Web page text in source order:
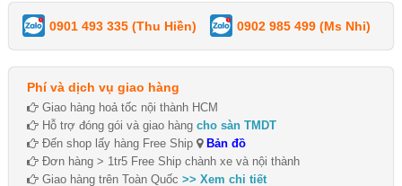
0901 493 335 (Thu Hiền) 0902 985 499 (Ms Nhi)
Phí và dịch vụ giao hàng
Giao hàng hoả tốc nội thành HCM
Hỗ trợ đóng gói và giao hàng cho sàn TMDT
Đến shop lấy hàng Free Ship
Bản đồ
Đơn hàng > 1tr5 Free Ship chành xe và nội thành
Giao hàng trên Toàn Quốc >> Xem chi tiết